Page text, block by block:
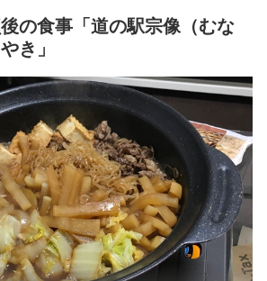
の食事「道の駅宗像（むな
き」